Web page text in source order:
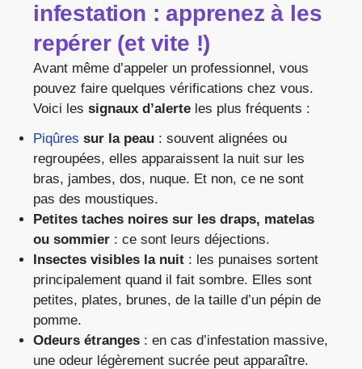
infestation : apprenez à les
repérer (et vite !)
Avant même d’appeler un professionnel, vous
pouvez faire quelques vérifications chez vous.
Voici les signaux d’alerte les plus fréquents :
Piqûres sur la peau : souvent alignées ou
regroupées, elles apparaissent la nuit sur les
bras, jambes, dos, nuque. Et non, ce ne sont
pas des moustiques.
Petites taches noires sur les draps, matelas
ou sommier : ce sont leurs déjections.
Insectes visibles la nuit : les punaises sortent
principalement quand il fait sombre. Elles sont
petites, plates, brunes, de la taille d’un pépin de
pomme.
Odeurs étranges : en cas d’infestation massive,
une odeur légèrement sucrée peut apparaître.